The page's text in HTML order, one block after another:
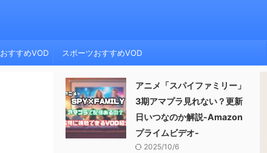
すすめVOD スポーツおすすめVOD
アニメ「スパイファミリー」
3期アマプラ見れない？更新
日いつなのか解説-Amazon
プライムビデオ-
2025/10/6